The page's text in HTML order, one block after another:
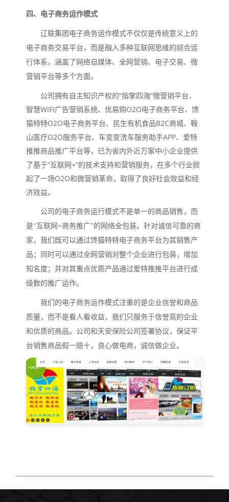
四、电子商务运作模式
辽联集团电子商务运作模式不仅仅是传统意义上的
电子商务交易平台，而是融入多种互联网思维的综合运
行体系，涵盖了网络自媒体、全网营销、电子交易、微
营销平台等多个方面。
公司拥有自主知识产权的“指掌四海”微营销平台、
智慧WIFI广告营销系统、优易购O2O电子商务平台、馋
猫特特O2O电子商务平台、民生有机食品B2C商城、鞍
山医疗O2O服务平台、车变变洗车服务助手APP、爱特
推推商品推广平台等，已为省内外近万家中小企业提供
了基于“互联网+”的技术支持和营销服务，在多个行业掀
起了一场O2O和微营销革命，取得了良好社会效益和经
济效益。
公司的电子商务运行模式不是单一的商品销售，而
是“互联网+商务推广”的网络全包装。针对诚信可靠的商
家，我们既可以通过馋猫特特电子商务平台为其销售产
品；同时可以通过全网营销对整个企业进行包装，增加
知名度；并对其重点优质产品通过爱特推推平台进行成
级数的推广运作。
我们的电子商务运作模式注重的是企业信誉和商品
质量，而不是看人看收益，我们只服务于信誉高的企业
和优质的商品。公司和天安保险公司签署协议，保证平
台销售商品假一赔十，良心做电商，诚信做企业。